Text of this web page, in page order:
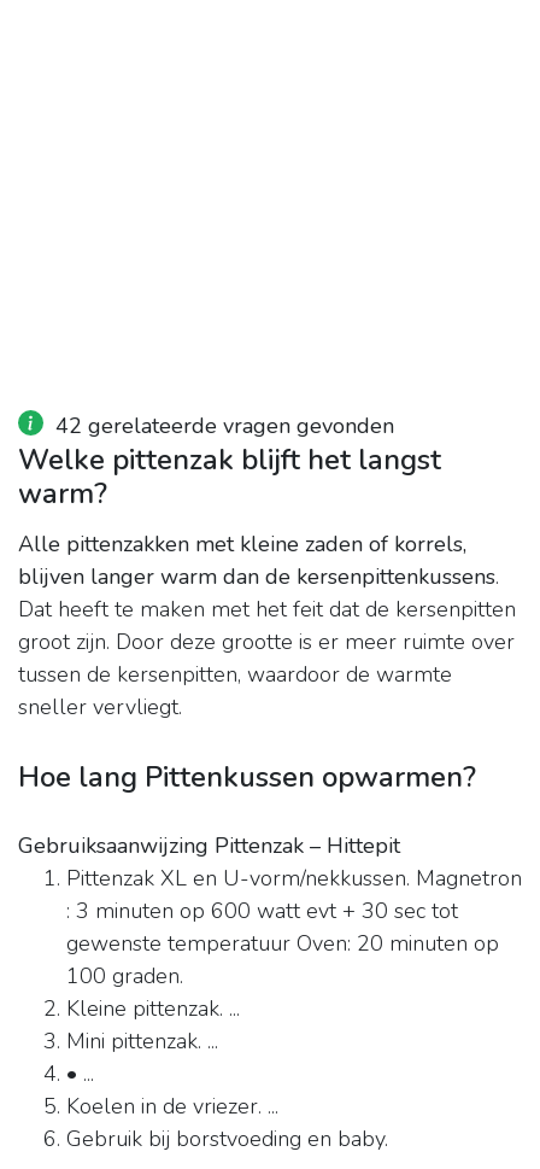
42 gerelateerde vragen gevonden
Welke pittenzak blijft het langst
warm?
Alle pittenzakken met kleine zaden of korrels,
blijven langer warm dan de kersenpittenkussens.
Dat heeft te maken met het feit dat de kersenpitten
groot zijn. Door deze grootte is er meer ruimte over
tussen de kersenpitten, waardoor de warmte
sneller vervliegt.
Hoe lang Pittenkussen opwarmen?
Gebruiksaanwijzing Pittenzak – Hittepit
Pittenzak XL en U-vorm/nekkussen. Magnetron
: 3 minuten op 600 watt evt + 30 sec tot
gewenste temperatuur Oven: 20 minuten op
100 graden.
Kleine pittenzak. ...
Mini pittenzak. ...
• ...
Koelen in de vriezer. ...
Gebruik bij borstvoeding en baby.